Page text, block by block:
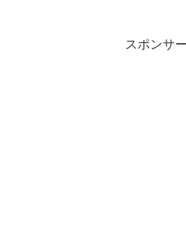
スポンサ